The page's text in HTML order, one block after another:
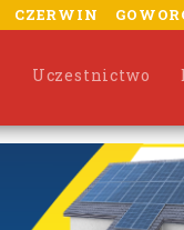
CZERWIN
Uczestnictwo